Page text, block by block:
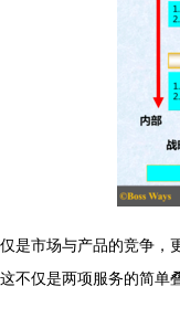
是市场与产品的竞争，
不仅是两项服务的简